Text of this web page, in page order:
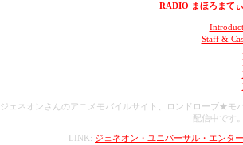
RADIO まほろまて
Staff &
ジェネオンさんのアニメモバイルサイト、ロンドローブ★モ
配信中です
LINK: ジェネオン・ユニバーサル・エンタ